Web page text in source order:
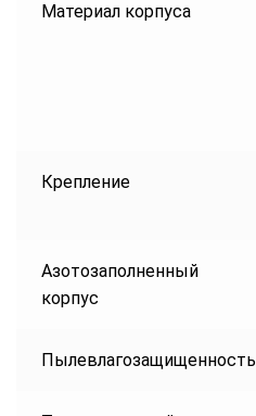
Материал корпуса
Крепление
Азотозаполненный
корпус
Пылевлагозащищенность